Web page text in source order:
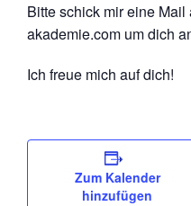
Bitte schick mir eine
akademie.com um dich
Ich freue mich auf dich!
Zum Kalender
hinzufügen